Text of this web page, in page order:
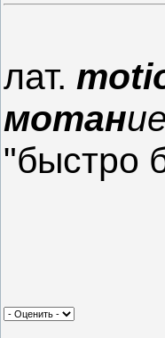
лат.
мотан
"быстро